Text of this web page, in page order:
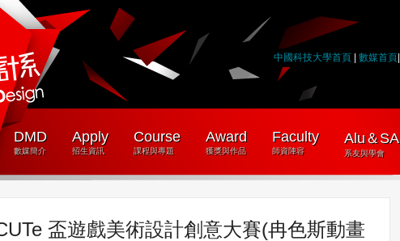
中國科技大學首頁 數媒首頁
DMD
數媒簡介
Apply
招生資訊
Course
課程與專題
Award
獲獎與作品
Faculty
師資陣容
Alu＆SA
系友與學會
盃遊戲美術設計創意大賽(冉色斯動畫